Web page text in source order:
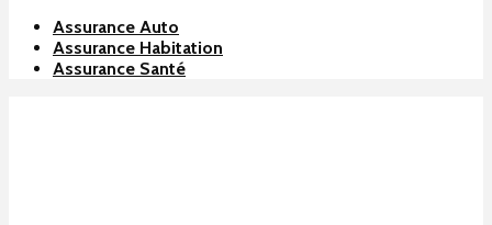
Assurance Auto
Assurance Habitation
Assurance Santé